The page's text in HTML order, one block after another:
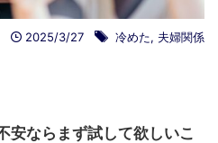
2025/3/27 冷めた, 夫婦関係
安ならまず試して欲しいこ